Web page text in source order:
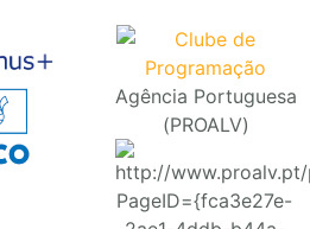
Agência Portuguesa
(PROALV)